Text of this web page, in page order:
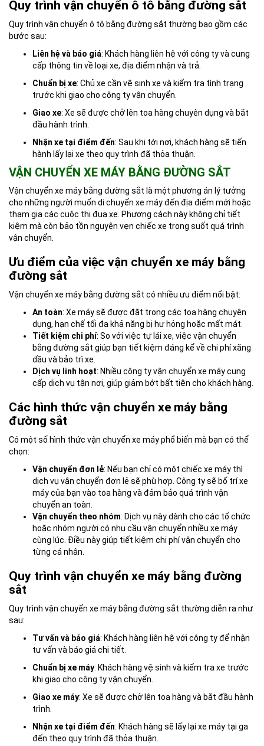
Quy trình vận chuyển ô tô bằng đường sắt
Quy trình vận chuyển ô tô bằng đường sắt thường bao gồm các
bước sau:
Liên hệ và báo giá: Khách hàng liên hệ với công ty và cung
cấp thông tin về loại xe, địa điểm nhận và trả.
Chuẩn bị xe: Chủ xe cần vệ sinh xe và kiểm tra tình trạng
trước khi giao cho công ty vận chuyển.
Giao xe: Xe sẽ được chở lên toa hàng chuyên dụng và bắt
đầu hành trình.
Nhận xe tại điểm đến: Sau khi tới nơi, khách hàng sẽ tiến
hành lấy lại xe theo quy trình đã thỏa thuận.
VẬN CHUYỂN XE MÁY BẰNG ĐƯỜNG SẮT
Vận chuyển xe máy bằng đường sắt là một phương án lý tưởng
cho những người muốn di chuyển xe máy đến địa điểm mới hoặc
tham gia các cuộc thi đua xe. Phương cách này không chỉ tiết
kiệm mà còn bảo tồn nguyên vẹn chiếc xe trong suốt quá trình
vận chuyển.
Ưu điểm của việc vận chuyển xe máy bằng
đường sắt
Vận chuyển xe máy bằng đường sắt có nhiều ưu điểm nổi bật:
An toàn: Xe máy sẽ được đặt trong các toa hàng chuyên
dụng, hạn chế tối đa khả năng bị hư hỏng hoặc mất mát.
Tiết kiệm chi phí: So với việc tự lái xe, việc vận chuyển
bằng đường sắt giúp bạn tiết kiệm đáng kể về chi phí xăng
dầu và bảo trì xe.
Dịch vụ linh hoạt: Nhiều công ty vận chuyển xe máy cung
cấp dịch vụ tận nơi, giúp giảm bớt bất tiện cho khách hàng.
Các hình thức vận chuyển xe máy bằng
đường sắt
Có một số hình thức vận chuyển xe máy phổ biến mà bạn có thể
chọn:
Vận chuyển đơn lẻ: Nếu bạn chỉ có một chiếc xe máy thì
dịch vụ vận chuyển đơn lẻ sẽ phù hợp. Công ty sẽ bố trí xe
máy của bạn vào toa hàng và đảm bảo quá trình vận
chuyển an toàn.
Vận chuyển theo nhóm: Dịch vụ này dành cho các tổ chức
hoặc nhóm người có nhu cầu vận chuyển nhiều xe máy
cùng lúc. Điều này giúp tiết kiệm chi phí vận chuyển cho
từng cá nhân.
Quy trình vận chuyển xe máy bằng đường
sắt
Quy trình vận chuyển xe máy bằng đường sắt thường diễn ra như
sau:
Tư vấn và báo giá: Khách hàng liên hệ với công ty để nhận
tư vấn và báo giá chi tiết.
Chuẩn bị xe máy: Khách hàng vệ sinh và kiểm tra xe trước
khi giao cho công ty vận chuyển.
Giao xe máy: Xe sẽ được chở lên toa hàng và bắt đầu hành
trình.
Nhận xe tại điểm đến: Khách hàng sẽ lấy lại xe máy tại ga
đến theo quy trình đã thỏa thuận.